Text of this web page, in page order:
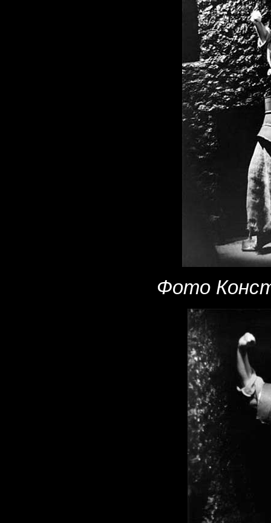
Фото